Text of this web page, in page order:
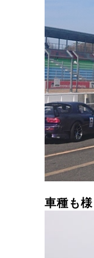
車種も